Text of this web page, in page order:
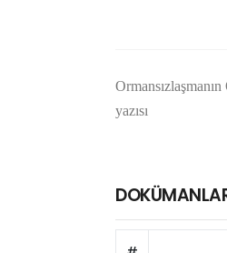
yazısı